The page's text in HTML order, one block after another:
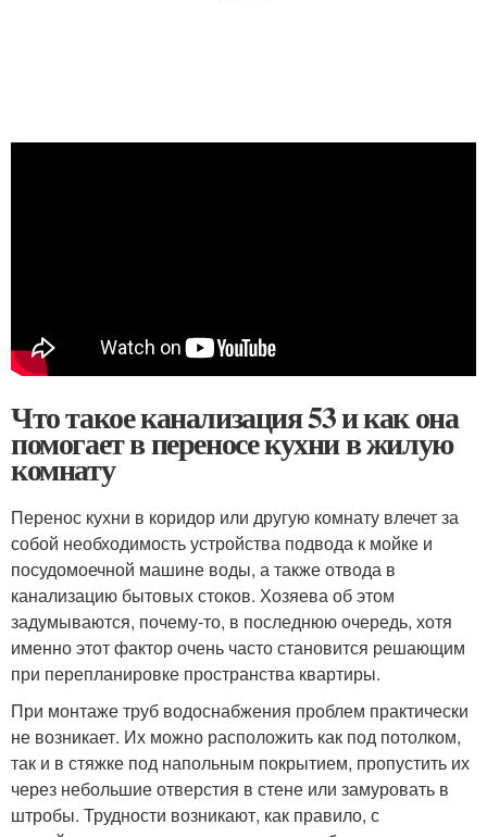
Что такое канализация 53 и как она
помогает в переносе кухни в жилую
комнату
Перенос кухни в коридор или другую комнату влечет за
собой необходимость устройства подвода к мойке и
посудомоечной машине воды, а также отвода в
канализацию бытовых стоков. Хозяева об этом
задумываются, почему-то, в последнюю очередь, хотя
именно этот фактор очень часто становится решающим
при перепланировке пространства квартиры.
При монтаже труб водоснабжения проблем практически
не возникает. Их можно расположить как под потолком,
так и в стяжке под напольным покрытием, пропустить их
через небольшие отверстия в стене или замуровать в
штробы. Трудности возникают, как правило, с